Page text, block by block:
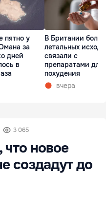
пятно у
за
дней
в
В Британии
летальных
связали с
препаратами для
похудения
вчера
3 065
новое
создадут до